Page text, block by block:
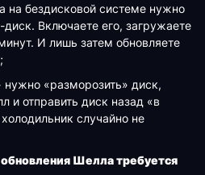
на бездисковой системе нужно
Включаете его, загружаете
И лишь затем обновляете
нужно «разморозить» диск,
и отправить диск назад «в
случайно не
Шелла требуется